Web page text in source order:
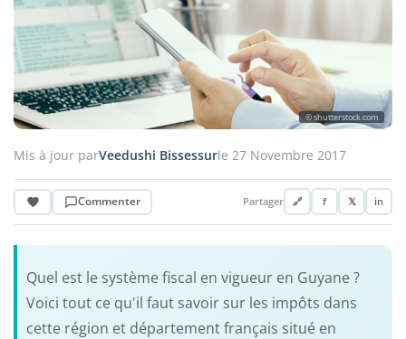
© shutterstock.com
Mis à jour parVeedushi Bissessurle 27 Novembre 2017
Commenter Partager 🔗 f 𝕏 in
Quel est le système fiscal en vigueur en Guyane ?
Voici tout ce qu'il faut savoir sur les impôts dans
cette région et département français situé en